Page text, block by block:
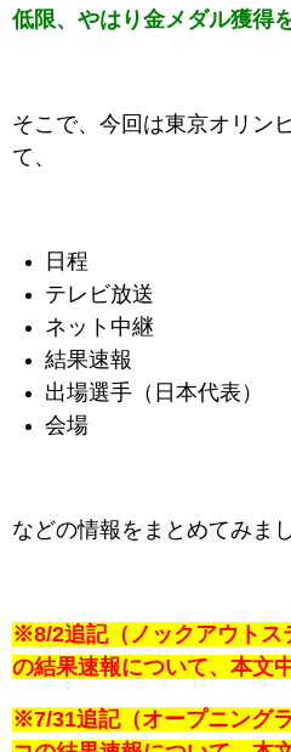
低限、やはり金メダル獲得
そこで、今回は東京オリン
て、
日程
テレビ放送
ネット中継
結果速報
出場選手（日本代表）
会場
などの情報をまとめてみまし
※8/2追記（ノックアウトス
の結果速報について、本文
※7/31追記（オープニング